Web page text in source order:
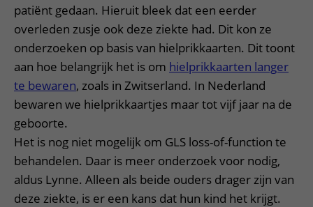
patiënt gedaan. Hieruit bleek dat een eerder
overleden zusje ook deze ziekte had. Dit kon ze
onderzoeken op basis van hielprikkaarten. Dit toont
aan hoe belangrijk het is om hielprikkaarten langer
te bewaren, zoals in Zwitserland. In Nederland
bewaren we hielprikkaartjes maar tot vijf jaar na de
geboorte.
Het is nog niet mogelijk om GLS loss-of-function te
behandelen. Daar is meer onderzoek voor nodig,
aldus Lynne. Alleen als beide ouders drager zijn van
deze ziekte, is er een kans dat hun kind het krijgt.